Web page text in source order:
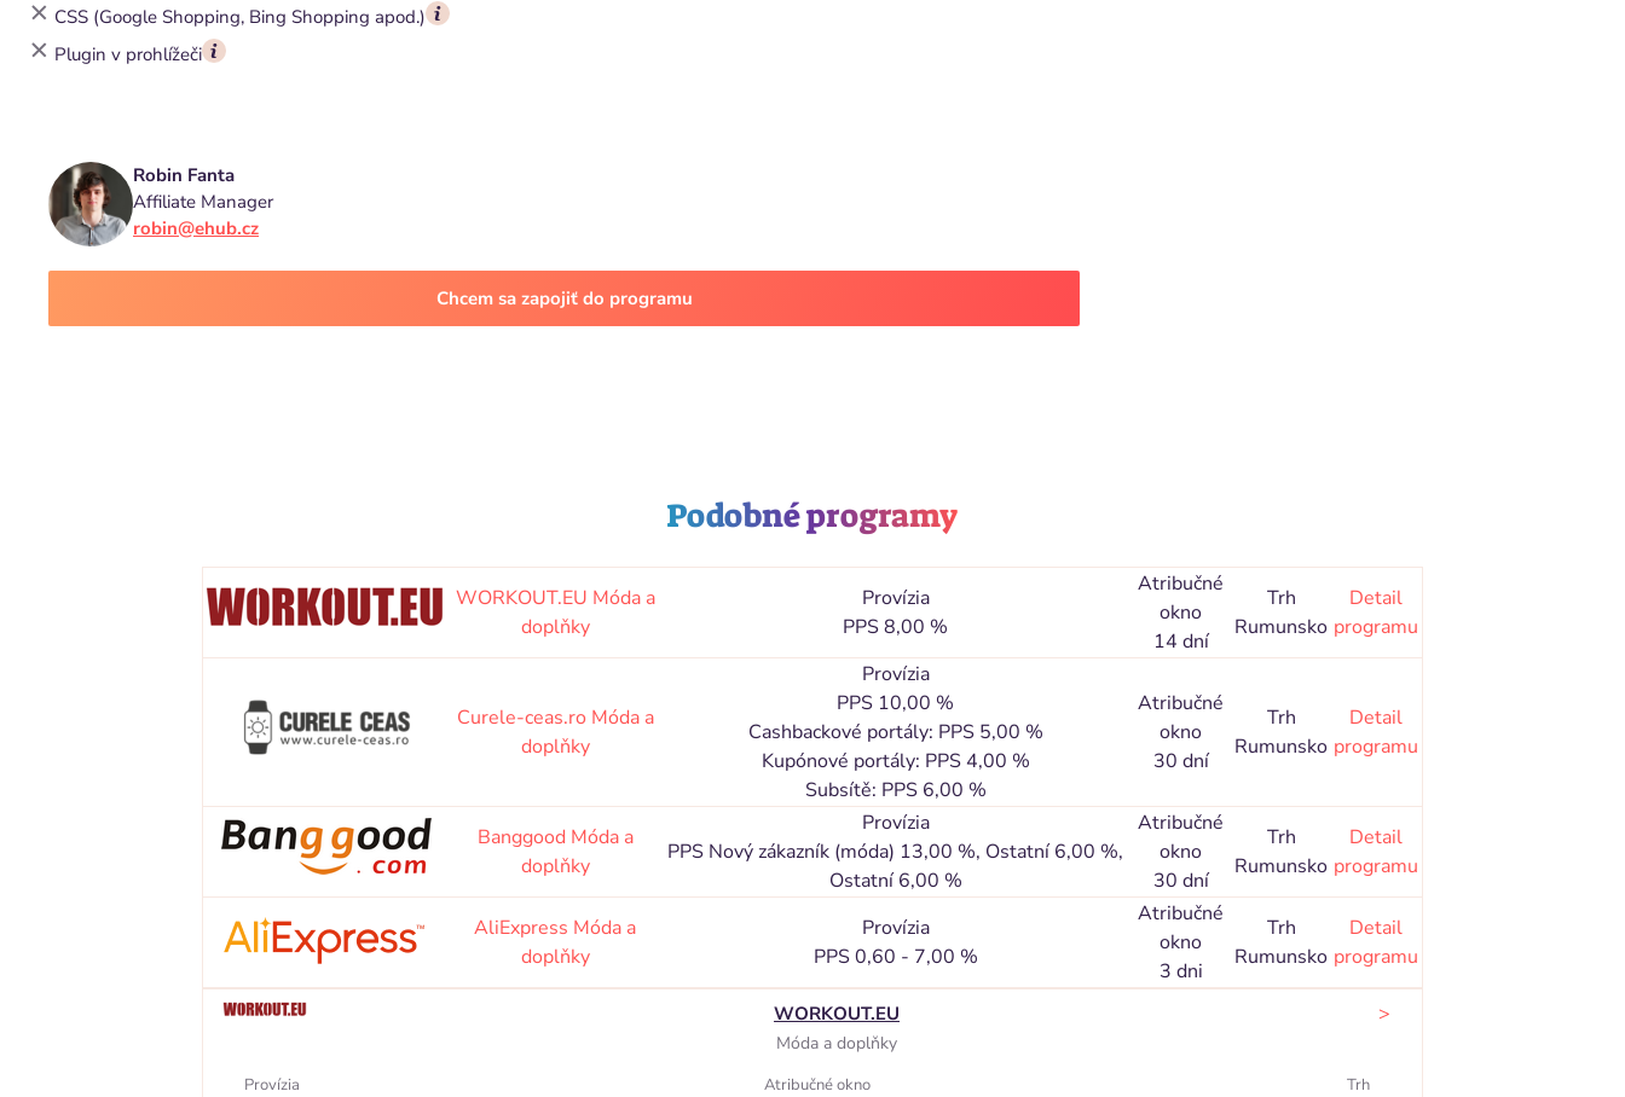
CSS (Google Shopping, Bing Shopping apod.)
Plugin v prohlížeči
Robin Fanta
Affiliate Manager
robin@ehub.cz
Chcem sa zapojiť do programu
Podobné programy
WORKOUT.EU Móda a
doplňky
Provízia
PPS 8,00 %
Atribučné
okno
14 dní
Trh
Rumunsko
Detail
programu
Curele-ceas.ro Móda a
doplňky
Provízia
PPS 10,00 %
Cashbackové portály: PPS 5,00 %
Kupónové portály: PPS 4,00 %
Subsítě: PPS 6,00 %
Atribučné
okno
30 dní
Trh
Rumunsko
Detail
programu
Banggood Móda a
doplňky
Provízia
PPS Nový zákazník (móda) 13,00 %, Ostatní 6,00 %,
Ostatní 6,00 %
Atribučné
okno
30 dní
Trh
Rumunsko
Detail
programu
AliExpress Móda a
doplňky
Provízia
PPS 0,60 - 7,00 %
Atribučné
okno
3 dni
Trh
Rumunsko
Detail
programu
WORKOUT.EU
Móda a doplňky
>
Provízia Atribučné okno Trh